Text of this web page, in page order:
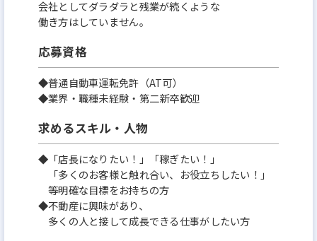
会社としてダラダラと残業が続くような
働き方はしていません。
応募資格
◆普通自動車運転免許（AT可）
◆業界・職種未経験・第二新卒歓迎
求めるスキル・人物
◆「店長になりたい！」「稼ぎたい！」
「多くのお客様と触れ合い、お役立ちしたい！」
等明確な目標をお持ちの方
◆不動産に興味があり、
多くの人と接して成長できる仕事がしたい方